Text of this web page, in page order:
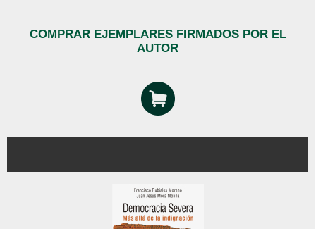
COMPRAR EJEMPLARES FIRMADOS POR EL
AUTOR